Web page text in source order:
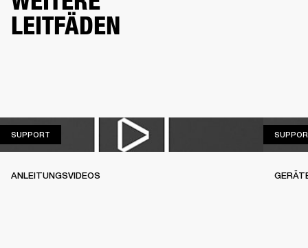
LEITFÄDEN
SUPPORT
ANLEITUNGSVIDEOS